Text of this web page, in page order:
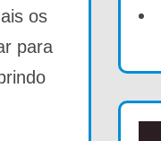
os
para